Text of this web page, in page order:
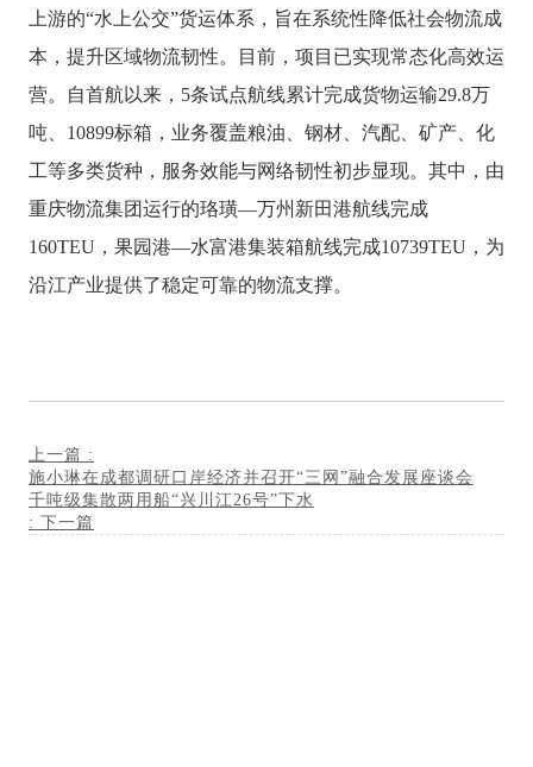
上游的“水上公交”货运体系，旨在系统性降低社会物流成
本，提升区域物流韧性。目前，项目已实现常态化高效运
营。自首航以来，5条试点航线累计完成货物运输29.8万
吨、10899标箱，业务覆盖粮油、钢材、汽配、矿产、化
工等多类货种，服务效能与网络韧性初步显现。其中，由
重庆物流集团运行的珞璜—万州新田港航线完成
160TEU，果园港—水富港集装箱航线完成10739TEU，为
沿江产业提供了稳定可靠的物流支撑。
上一篇 :
施小琳在成都调研口岸经济并召开“三网”融合发展座谈会
千吨级集散两用船“兴川江26号”下水
: 下一篇